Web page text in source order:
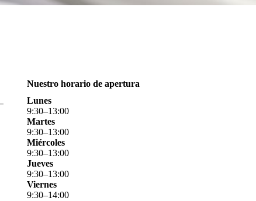
Nuestro horario de apertura
Lunes
9:30–13:00
Martes
9:30–13:00
Miércoles
9:30–13:00
Jueves
9:30–13:00
Viernes
9:30–14:00